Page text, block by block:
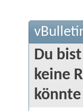
Du
keine